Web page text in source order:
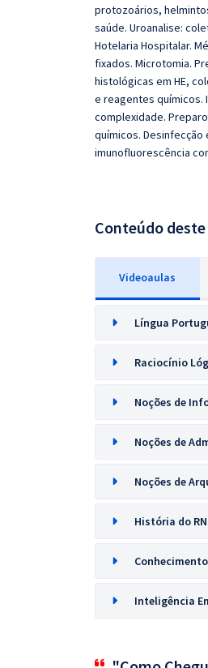
protozoários,
saúde. Uroanalise:
Hotelaria Hospitalar.
fixados. Microtomia.
histológicas em HE,
e reagentes químicos.
complexidade.
químicos.
imunofluorescência
Conteúdo
Videoaulas
Língua
Raciocínio
Noções de
Noções de
Noções de
História do RN
Inteligência